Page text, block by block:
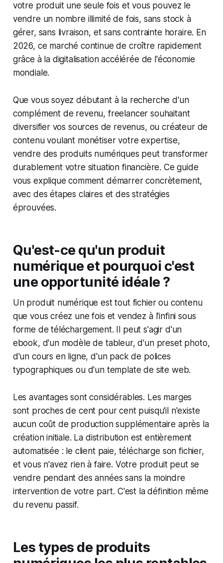
votre produit une seule fois et vous pouvez le
vendre un nombre illimité de fois, sans stock à
gérer, sans livraison, et sans contrainte horaire. En
2026, ce marché continue de croître rapidement
grâce à la digitalisation accélérée de l'économie
mondiale.
Que vous soyez débutant à la recherche d'un
complément de revenu, freelancer souhaitant
diversifier vos sources de revenus, ou créateur de
contenu voulant monétiser votre expertise,
vendre des produits numériques peut transformer
durablement votre situation financière. Ce guide
vous explique comment démarrer concrètement,
avec des étapes claires et des stratégies
éprouvées.
Qu'est-ce qu'un produit
numérique et pourquoi c'est
une opportunité idéale ?
Un produit numérique est tout fichier ou contenu
que vous créez une fois et vendez à l'infini sous
forme de téléchargement. Il peut s'agir d'un
ebook, d'un modèle de tableur, d'un preset photo,
d'un cours en ligne, d'un pack de polices
typographiques ou d'un template de site web.
Les avantages sont considérables. Les marges
sont proches de cent pour cent puisqu'il n'existe
aucun coût de production supplémentaire après la
création initiale. La distribution est entièrement
automatisée : le client paie, télécharge son fichier,
et vous n'avez rien à faire. Votre produit peut se
vendre pendant des années sans la moindre
intervention de votre part. C'est la définition même
du revenu passif.
Les types de produits